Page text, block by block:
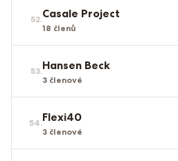
52.Casale Project
18 členů
53.Hansen Beck
3 členové
54.Flexi40
3 členové